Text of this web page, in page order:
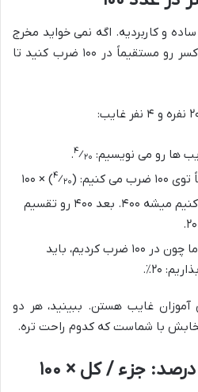
و کاربردیه. اگه نمی خواید مخرج
رو به ۱۰۰ برسونید، می تونید کسر رو مستقیماً در ۱۰۰ ضرب کنید تا
ها رو می نویسیم: ۴⁄۲۰
.
کنیم: (
۴⁄۲۰
) × ۱۰۰
چهار رو در ۱۰۰ ضرب می کنیم میشه ۴۰۰. بعد ۴۰۰ رو تقسیم
نتیجه همون ۲۰ میشه، اما چون در ۱۰۰ ضرب کردیم، باید
۲۰٪.
از دانش آموزان غایب هستن. ببینید، هر دو
با شماست که کدوم راحت تره.
جزء / کل × ۱۰۰